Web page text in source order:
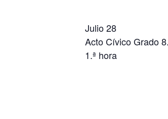
Julio 28
Acto Cívico Grado
1.ª hora